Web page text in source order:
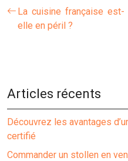
La cuisine française est-
elle en péril ?
Articles récents
Découvrez les avantages
certifié
Commander un stollen en